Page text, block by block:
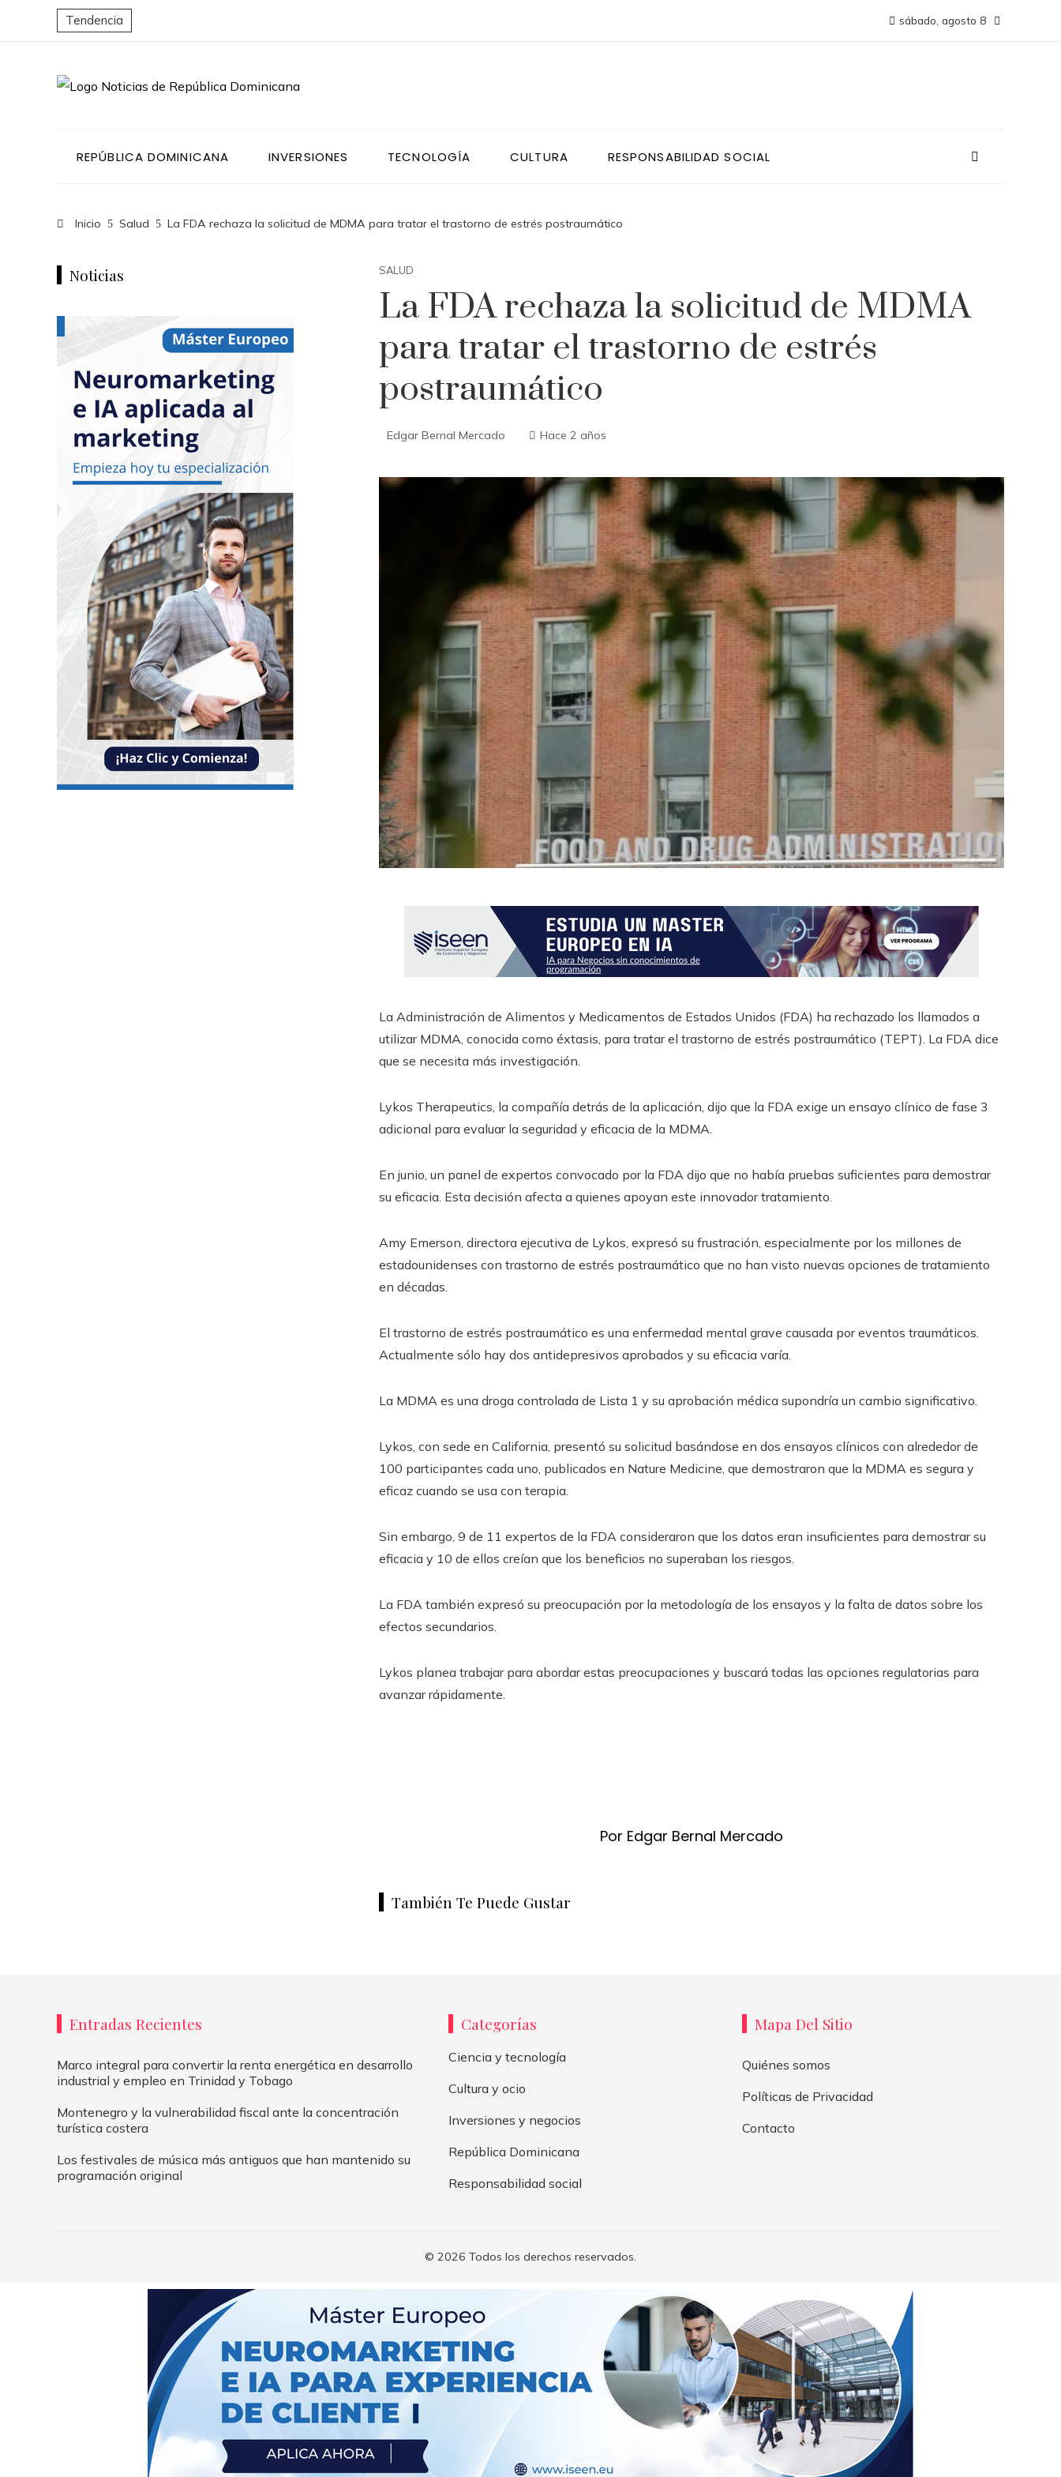
Tendencia sábado, agosto 8
REPÚBLICA DOMINICANA INVERSIONES TECNOLOGÍA CULTURA RESPONSABILIDAD SOCIAL
Inicio Salud La FDA rechaza la solicitud de MDMA para tratar el trastorno de estrés postraumático
SALUD
La FDA rechaza la solicitud de MDMA
para tratar el trastorno de estrés
postraumático
Edgar Bernal Mercado Hace 2 años
La Administración de Alimentos y Medicamentos de Estados Unidos (FDA) ha rechazado los llamados a
utilizar MDMA, conocida como éxtasis, para tratar el trastorno de estrés postraumático (TEPT). La FDA dice
que se necesita más investigación.
Lykos Therapeutics, la compañía detrás de la aplicación, dijo que la FDA exige un ensayo clínico de fase 3
adicional para evaluar la seguridad y eficacia de la MDMA.
En junio, un panel de expertos convocado por la FDA dijo que no había pruebas suficientes para demostrar
su eficacia. Esta decisión afecta a quienes apoyan este innovador tratamiento.
Amy Emerson, directora ejecutiva de Lykos, expresó su frustración, especialmente por los millones de
estadounidenses con trastorno de estrés postraumático que no han visto nuevas opciones de tratamiento
en décadas.
El trastorno de estrés postraumático es una enfermedad mental grave causada por eventos traumáticos.
Actualmente sólo hay dos antidepresivos aprobados y su eficacia varía.
La MDMA es una droga controlada de Lista 1 y su aprobación médica supondría un cambio significativo.
Lykos, con sede en California, presentó su solicitud basándose en dos ensayos clínicos con alrededor de
100 participantes cada uno, publicados en Nature Medicine, que demostraron que la MDMA es segura y
eficaz cuando se usa con terapia.
Sin embargo, 9 de 11 expertos de la FDA consideraron que los datos eran insuficientes para demostrar su
eficacia y 10 de ellos creían que los beneficios no superaban los riesgos.
La FDA también expresó su preocupación por la metodología de los ensayos y la falta de datos sobre los
efectos secundarios.
Lykos planea trabajar para abordar estas preocupaciones y buscará todas las opciones regulatorias para
avanzar rápidamente.
Por Edgar Bernal Mercado
También Te Puede Gustar
Noticias
Entradas Recientes
Marco integral para convertir la renta energética en desarrollo
industrial y empleo en Trinidad y Tobago
Montenegro y la vulnerabilidad fiscal ante la concentración
turística costera
Los festivales de música más antiguos que han mantenido su
programación original
Categorías
Ciencia y tecnología
Cultura y ocio
Inversiones y negocios
República Dominicana
Responsabilidad social
Mapa Del Sitio
Quiénes somos
Políticas de Privacidad
Contacto
© 2026 Todos los derechos reservados.